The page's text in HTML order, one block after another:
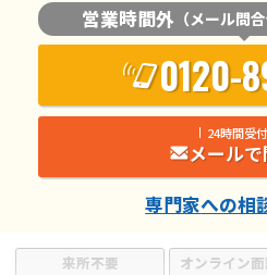
来所不要 オンライン
営業時間外 （メール問
0120-
24時間受
メール
専門家への相